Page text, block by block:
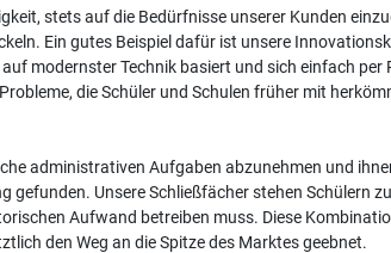
stets auf die Bedürfnisse unserer Kunden
Ein gutes Beispiel dafür ist unsere
modernster Technik basiert und sich einfach per
die Schüler und Schulen früher mit
administrativen Aufgaben abzunehmen und
gefunden. Unsere Schließfächer stehen Schülern
Aufwand betreiben muss. Diese
den Weg an die Spitze des Marktes geebnet.